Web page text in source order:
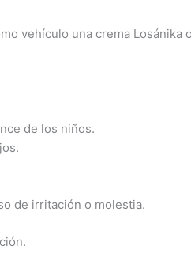
vehículo una crema Losánika
de los niños.
de irritación o molestia.